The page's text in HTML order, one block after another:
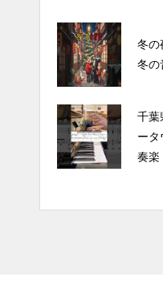
冬の
冬の
千葉
ータ
奏楽